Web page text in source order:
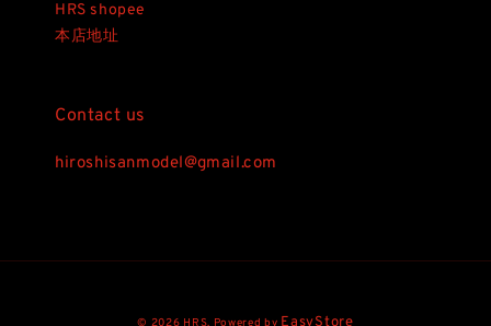
HRS shopee
本店地址
Contact us
hiroshisanmodel@gmail.com